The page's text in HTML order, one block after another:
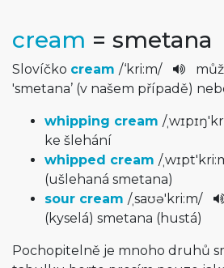
cream = smetana
Slovíčko cream /‘kri:m/
'smetana’ (v našem případě)
whipping cream /
ke šlehání
whipped cream /
(ušlehaná smetana)
sour cream /ˌsaʊə'kri­:m/
(kyselá) smetana (hustá)
Pochopitelně je mnoho druhů